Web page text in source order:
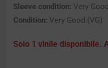
Sleeve condition: Very
Condition: Very Good (VG)
Solo 1 vinile disponibile.